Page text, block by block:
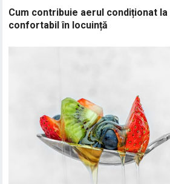
Cum contribuie aerul condiționat la
confortabil în locuință